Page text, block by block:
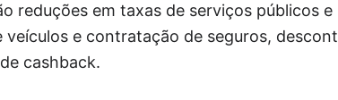
reduções em taxas de serviços públicos e
e contratação de seguros,
cashback.